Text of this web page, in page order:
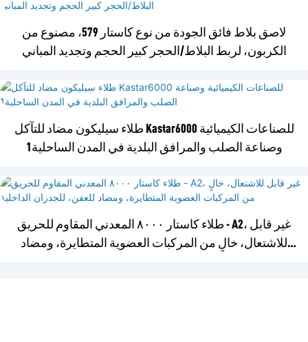
لاصق بلاط فائق الجودة من نوع كاستار 579، مصنوع من
الكربون، لربط البلاط/الحجر كبير الحجم وتجديد المباني
طلاء سيليكون مضاد للتآكل Kastar6000 للصناعات الكيميائية
وصناعة الصلب والمرافق البلدية في المدن الساحلية1
طلاء كاستار ٨٠٠٠ المعدني المقاوم للحريق - A2، غير قابل
للاشتعال، خالٍ من المركبات العضوية المتطايرة، ومضاد